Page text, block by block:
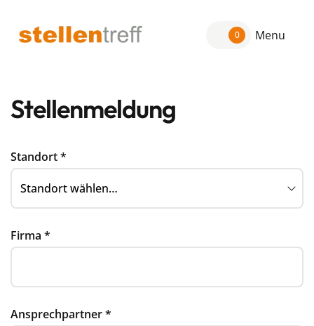
0 Menu
Stellenmeldung
Standort*
Firma *
Ansprechpartner*